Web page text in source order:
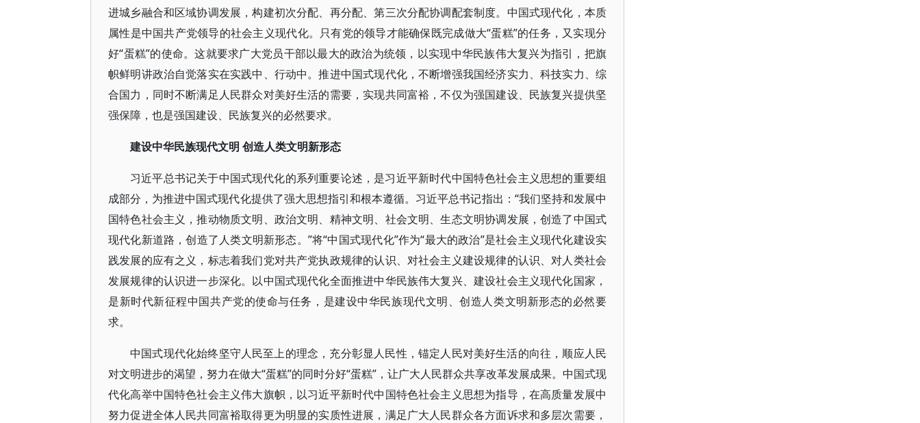
进城乡融合和区域协调发展，构建初次分配、再分配、第三次分配协调配套制度。中国式现代化，本质
属性是中国共产党领导的社会主义现代化。只有党的领导才能确保既完成做大“蛋糕”的任务，又实现分
好“蛋糕”的使命。这就要求广大党员干部以最大的政治为统领，以实现中华民族伟大复兴为指引，把旗
帜鲜明讲政治自觉落实在实践中、行动中。推进中国式现代化，不断增强我国经济实力、科技实力、综
合国力，同时不断满足人民群众对美好生活的需要，实现共同富裕，不仅为强国建设、民族复兴提供坚
强保障，也是强国建设、民族复兴的必然要求。
建设中华民族现代文明 创造人类文明新形态
习近平总书记关于中国式现代化的系列重要论述，是习近平新时代中国特色社会主义思想的重要组
成部分，为推进中国式现代化提供了强大思想指引和根本遵循。习近平总书记指出：“我们坚持和发展中
国特色社会主义，推动物质文明、政治文明、精神文明、社会文明、生态文明协调发展，创造了中国式
现代化新道路，创造了人类文明新形态。”将“中国式现代化”作为“最大的政治”是社会主义现代化建设实
践发展的应有之义，标志着我们党对共产党执政规律的认识、对社会主义建设规律的认识、对人类社会
发展规律的认识进一步深化。以中国式现代化全面推进中华民族伟大复兴、建设社会主义现代化国家，
是新时代新征程中国共产党的使命与任务，是建设中华民族现代文明、创造人类文明新形态的必然要
求。
中国式现代化始终坚守人民至上的理念，充分彰显人民性，锚定人民对美好生活的向往，顺应人民
对文明进步的渴望，努力在做大“蛋糕”的同时分好“蛋糕”，让广大人民群众共享改革发展成果。中国式现
代化高举中国特色社会主义伟大旗帜，以习近平新时代中国特色社会主义思想为指导，在高质量发展中
努力促进全体人民共同富裕取得更为明显的实质性进展，满足广大人民群众各方面诉求和多层次需要，